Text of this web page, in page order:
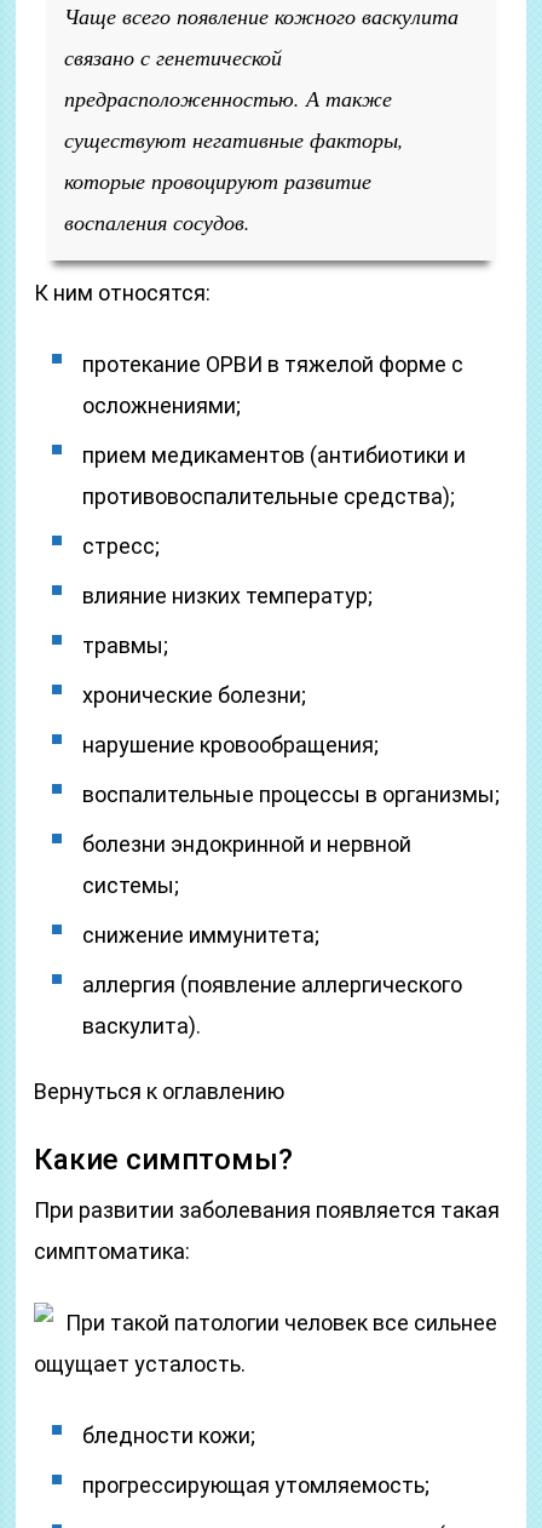
Чаще всего появление кожного васкулита
связано с генетической
предрасположенностью. А также
существуют негативные факторы,
которые провоцируют развитие
воспаления сосудов.
К ним относятся:
протекание ОРВИ в тяжелой форме с
осложнениями;
прием медикаментов (антибиотики и
противовоспалительные средства);
стресс;
влияние низких температур;
травмы;
хронические болезни;
нарушение кровообращения;
воспалительные процессы в организмы;
болезни эндокринной и нервной
системы;
снижение иммунитета;
аллергия (появление аллергического
васкулита).
Вернуться к оглавлению
Какие симптомы?
При развитии заболевания появляется такая
симптоматика:
При такой патологии человек все сильнее
ощущает усталость.
бледности кожи;
прогрессирующая утомляемость;